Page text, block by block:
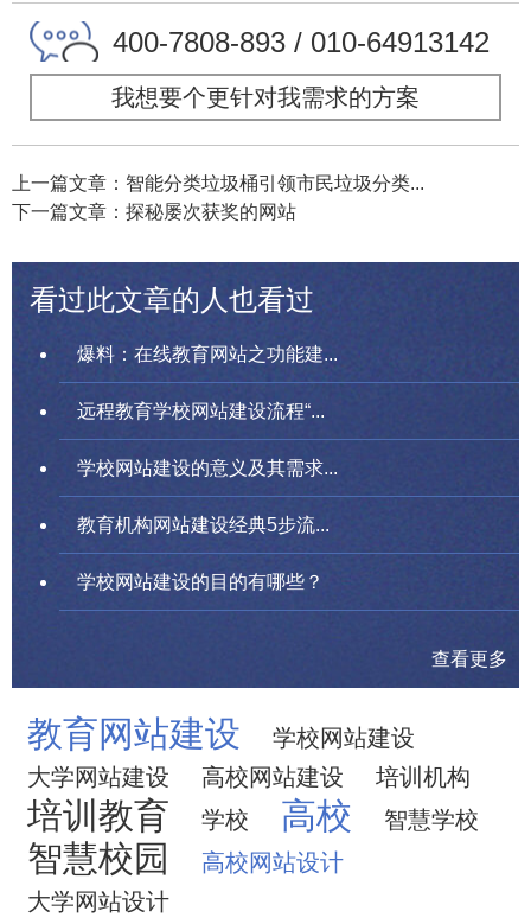
400-7808-893 / 010-64913142
我想要个更针对我需求的方案
上一篇文章：智能分类垃圾桶引领市民垃圾分类...
下一篇文章：探秘屡次获奖的网站
看过此文章的人也看过
爆料：在线教育网站之功能建...
远程教育学校网站建设流程“...
学校网站建设的意义及其需求...
教育机构网站建设经典5步流...
学校网站建设的目的有哪些？
查看更多
教育网站建设
学校网站建设
大学网站建设
高校网站建设 培训机构
培训教育 学校 高校 智慧学校
智慧校园
高校网站设计
大学网站设计